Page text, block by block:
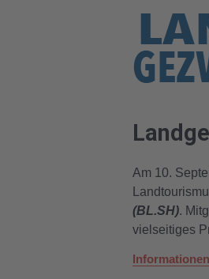
Am 10.
(BL.SH).
vielseitiges